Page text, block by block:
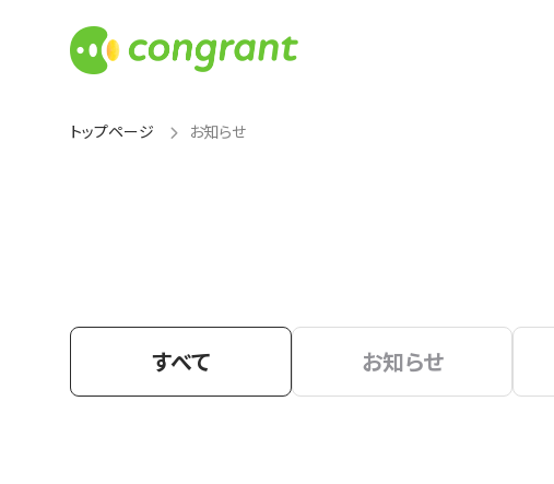
トップページ お知らせ
すべて お知らせ